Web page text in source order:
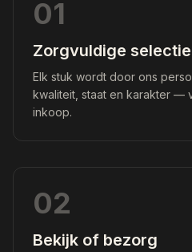
01
Zorgvuldige selectie
Elk stuk wordt door ons
kwaliteit, staat en karakter —
inkoop.
02
Bekijk of bezorg